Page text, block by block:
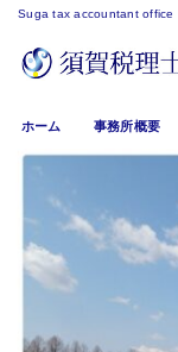
Suga tax accountant office
ホーム 事務所概要